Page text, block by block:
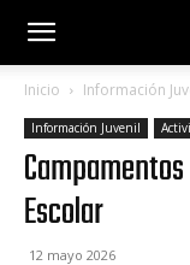
Inicio Información
Información Juvenil
Escolar
12 mayo 2026